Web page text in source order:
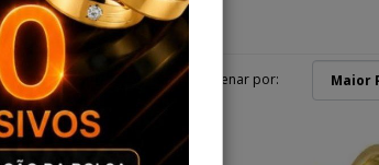
Ordenar por: